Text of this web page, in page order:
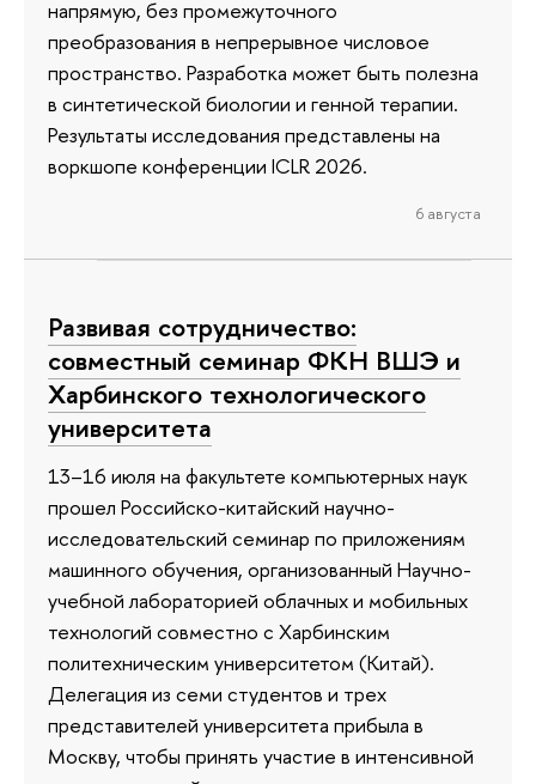
напрямую, без промежуточного
преобразования в непрерывное числовое
пространство. Разработка может быть полезна
в синтетической биологии и генной терапии.
Результаты исследования представлены на
воркшопе конференции ICLR 2026.
6 августа
Развивая сотрудничество:
совместный семинар ФКН ВШЭ и
Харбинского технологического
университета
13–16 июля на факультете компьютерных наук
прошел Российско-китайский научно-
исследовательский семинар по приложениям
машинного обучения, организованный Научно-
учебной лабораторией облачных и мобильных
технологий совместно с Харбинским
политехническим университетом (Китай).
Делегация из семи студентов и трех
представителей университета прибыла в
Москву, чтобы принять участие в интенсивной